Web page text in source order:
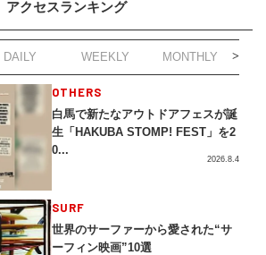
アクセスランキング
DAILY WEEKLY MONTHLY
OTHERS
白馬で新たなアウトドアフェスが誕
生「HAKUBA STOMP! FEST」を2
0...
2026.8.4
SURF
世界のサーファーから愛された“サ
ーフィン映画”10選